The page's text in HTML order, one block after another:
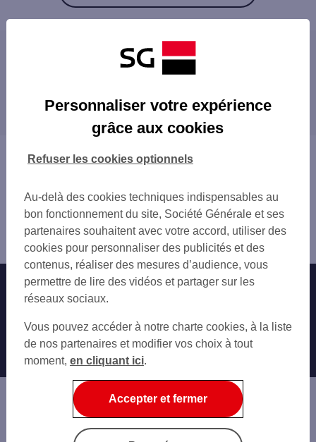
Les distributeurs/automates à proximité
CASINO DE DAX
SAINT PAUL LES DAX
PEYREHORADE
proximité
SAINT-PAUL-LÈS-DAX
Vous êtes ici : Accueil
Dax
Distributeur/automate DAX 1 PL THIERS
Nos engagements Nous contacter
Autres sites SG
Professionnels
Entreprises
Associations
Banque privée
Informations légales
Personnaliser votre expérience
grâce aux cookies
Au-delà des cookies techniques indispensables au
bon fonctionnement du site, Société Générale et ses
partenaires souhaitent avec votre accord, utiliser des
cookies pour personnaliser des publicités et des
contenus, réaliser des mesures d’audience, vous
permettre de lire des vidéos et partager sur les
réseaux sociaux.
Vous pouvez accéder à notre charte cookies, à la liste
de nos partenaires et modifier vos choix à tout
moment, en cliquant ici.
Refuser les cookies optionnels
Accepter et fermer